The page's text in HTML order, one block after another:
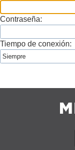
Contraseña:
Tiempo de conexión: